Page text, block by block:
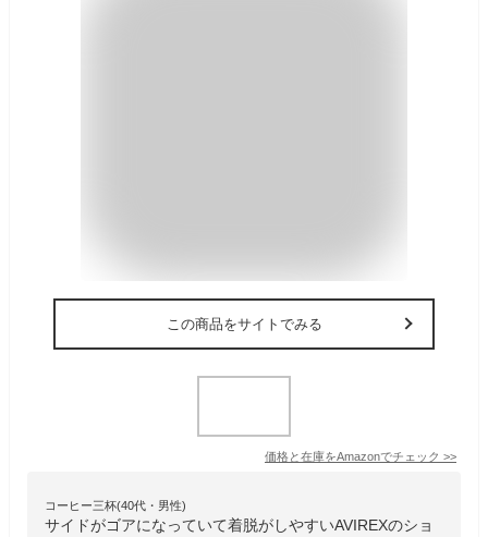
この商品をサイトでみる
価格と在庫をAmazonでチェック >>
コーヒー三杯(40代・男性)
サイドがゴアになっていて着脱がしやすいAVIREXのショ